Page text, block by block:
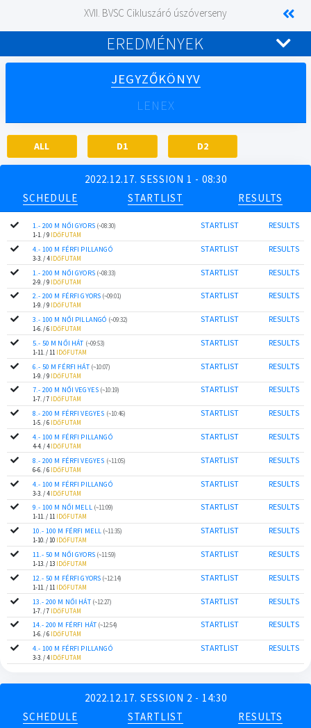
XVII. BVSC Cikluszáró úszóverseny
EREDMÉNYEK
JEGYZŐKÖNYV
LENEX
ALL D1 D2
2022.12.17. SESSION 1 - 08:30
SCHEDULE
STARTLIST RESULTS
1.- 200 M NŐI GYORS (~08:30)
1-1. / 9 IDŐFUTAM
STARTLIST RESULTS
4.- 100 M FÉRFI PILLANGÓ
3-3. / 4IDŐFUTAM
STARTLIST RESULTS
1.- 200 M NŐI GYORS (~08:33)
2-9. / 9 IDŐFUTAM
STARTLIST RESULTS
2.- 200 M FÉRFI GYORS (~09:01)
1-9. / 9 IDŐFUTAM
STARTLIST RESULTS
3.- 100 M NŐI PILLANGÓ (~09:32)
1-6. / 6 IDŐFUTAM
STARTLIST RESULTS
5.- 50 M NŐI HÁT (~09:53)
1-11. / 11 IDŐFUTAM
STARTLIST RESULTS
6.- 50 M FÉRFI HÁT (~10:07)
1-9. / 9 IDŐFUTAM
STARTLIST RESULTS
7.- 200 M NŐI VEGYES (~10:19)
1-7. / 7
IDŐFUTAM
STARTLIST RESULTS
8.- 200 M FÉRFI VEGYES (~10:46)
1-5. / 6 IDŐFUTAM
STARTLIST RESULTS
4.- 100 M FÉRFI PILLANGÓ
4-4. / 4IDŐFUTAM
STARTLIST RESULTS
8.- 200 M FÉRFI VEGYES (~11:05)
6-6. / 6 IDŐFUTAM
STARTLIST RESULTS
4.- 100 M FÉRFI PILLANGÓ
3-3. / 4IDŐFUTAM
STARTLIST RESULTS
9.- 100 M NŐI MELL (~11:09)
1-11. / 11
IDŐFUTAM
STARTLIST RESULTS
10.- 100 M FÉRFI MELL (~11:35)
1-10. / 10 IDŐFUTAM
STARTLIST RESULTS
11.- 50 M NŐI GYORS (~11:59)
1-13. / 13 IDŐFUTAM
STARTLIST RESULTS
12.- 50 M FÉRFI GYORS (~12:14)
1-11. / 11 IDŐFUTAM
STARTLIST RESULTS
13.- 200 M NŐI HÁT (~12:27)
1-7. / 7 IDŐFUTAM
STARTLIST RESULTS
14.- 200 M FÉRFI HÁT (~12:54)
1-6. / 6 IDŐFUTAM
STARTLIST RESULTS
4.- 100 M FÉRFI PILLANGÓ
3-3. / 4IDŐFUTAM
STARTLIST RESULTS
2022.12.17. SESSION 2 - 14:30
SCHEDULE
STARTLIST RESULTS